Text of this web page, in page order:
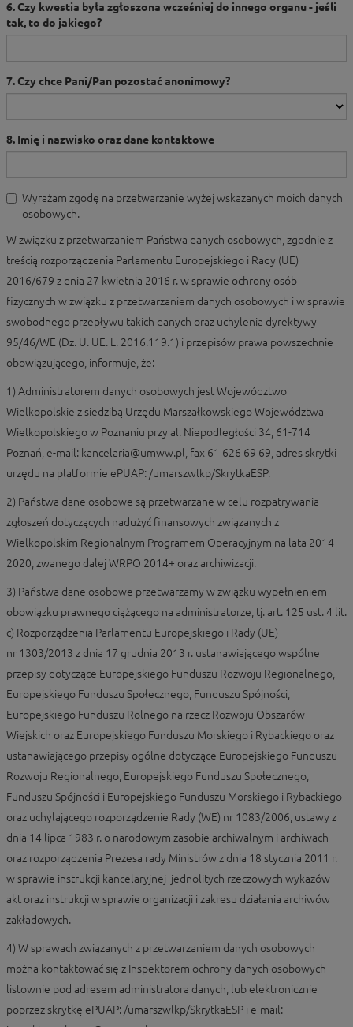
6. Czy kwestia była zgłoszona wcześniej do innego organu - jeśli
tak, to do jakiego?
7. Czy chce Pani/Pan pozostać anonimowy?
8. Imię i nazwisko oraz dane kontaktowe
Wyrażam zgodę na przetwarzanie wyżej wskazanych moich danych
osobowych.
W związku z przetwarzaniem Państwa danych osobowych, zgodnie z
treścią rozporządzenia Parlamentu Europejskiego i Rady (UE)
2016/679 z dnia 27 kwietnia 2016 r. w sprawie ochrony osób
fizycznych w związku z przetwarzaniem danych osobowych i w sprawie
swobodnego przepływu takich danych oraz uchylenia dyrektywy
95/46/WE (Dz. U. UE. L. 2016.119.1) i przepisów prawa powszechnie
obowiązującego, informuje, że:
1) Administratorem danych osobowych jest Województwo
Wielkopolskie z siedzibą Urzędu Marszałkowskiego Województwa
Wielkopolskiego w Poznaniu przy al. Niepodległości 34, 61-714
Poznań, e-mail: kancelaria@umww.pl, fax 61 626 69 69, adres skrytki
urzędu na platformie ePUAP: /umarszwlkp/SkrytkaESP.
2) Państwa dane osobowe są przetwarzane w celu rozpatrywania
zgłoszeń dotyczących nadużyć finansowych związanych z
Wielkopolskim Regionalnym Programem Operacyjnym na lata 2014-
2020, zwanego dalej WRPO 2014+ oraz archiwizacji.
3) Państwa dane osobowe przetwarzamy w związku wypełnieniem
obowiązku prawnego ciążącego na administratorze, tj. art. 125 ust. 4 lit.
c) Rozporządzenia Parlamentu Europejskiego i Rady (UE)
nr 1303/2013 z dnia 17 grudnia 2013 r. ustanawiającego wspólne
przepisy dotyczące Europejskiego Funduszu Rozwoju Regionalnego,
Europejskiego Funduszu Społecznego, Funduszu Spójności,
Europejskiego Funduszu Rolnego na rzecz Rozwoju Obszarów
Wiejskich oraz Europejskiego Funduszu Morskiego i Rybackiego oraz
ustanawiającego przepisy ogólne dotyczące Europejskiego Funduszu
Rozwoju Regionalnego, Europejskiego Funduszu Społecznego,
Funduszu Spójności i Europejskiego Funduszu Morskiego i Rybackiego
oraz uchylającego rozporządzenie Rady (WE) nr 1083/2006, ustawy z
dnia 14 lipca 1983 r. o narodowym zasobie archiwalnym i archiwach
oraz rozporządzenia Prezesa rady Ministrów z dnia 18 stycznia 2011 r.
w sprawie instrukcji kancelaryjnej jednolitych rzeczowych wykazów
akt oraz instrukcji w sprawie organizacji i zakresu działania archiwów
zakładowych.
4) W sprawach związanych z przetwarzaniem danych osobowych
można kontaktować się z Inspektorem ochrony danych osobowych
listownie pod adresem administratora danych, lub elektronicznie
poprzez skrytkę ePUAP: /umarszwlkp/SkrytkaESP i e-mail: